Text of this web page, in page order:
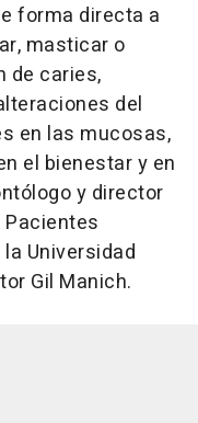
forma directa a
masticar o
de caries,
del
en las mucosas,
el bienestar y en
y director
Pacientes
Universidad
Gil Manich.